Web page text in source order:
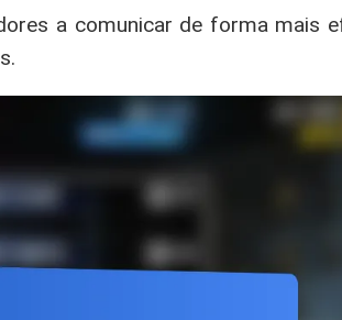
a comunicar de forma mais